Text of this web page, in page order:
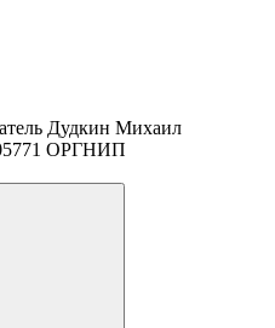
Дудкин Михаил
ОРГНИП